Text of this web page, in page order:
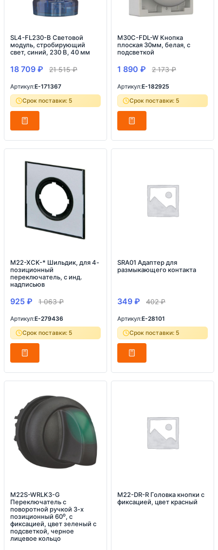
SL4-FL230-B Световой
модуль, стробирующий
свет, синий, 230 В, 40 мм
18 709 ₽ 21 515₽
Артикул:E-171367
Срок поставки: 5
M30C-FDL-W Кнопка
плоская 30мм, белая, с
подсветкой
1 890 ₽ 2 173₽
Артикул:E-182925
Срок поставки: 5
M22-XCK-* Шильдик, для 4-
позиционный
переключатель, с инд.
надписьюв
925 ₽ 1 063₽
Артикул:E-279436
Срок поставки: 5
SRA01 Адаптер для
размыкающего контакта
349 ₽ 402₽
Артикул:E-28101
Срок поставки: 5
M22S-WRLK3-G
Переключатель с
поворотной ручкой 3-х
позиционный 60⁰, c
фиксацией, цвет зеленый с
подсветкой, черное
лицевое кольцо
M22-DR-R Головка кнопки с
фиксацией, цвет красный